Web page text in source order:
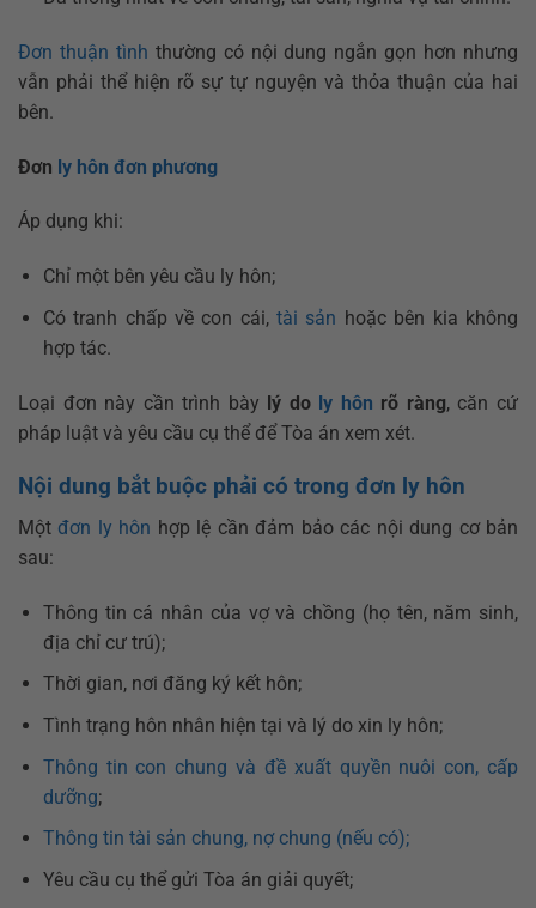
Đơn thuận tình thường có nội dung ngắn gọn hơn nhưng
vẫn phải thể hiện rõ sự tự nguyện và thỏa thuận của hai
bên.
Đơn ly hôn đơn phương
Áp dụng khi:
Chỉ một bên yêu cầu ly hôn;
Có tranh chấp về con cái,tài sản hoặc bên kia không
hợp tác.
Loại đơn này cần trình bày lý do ly hôn rõ ràng, căn cứ
pháp luật và yêu cầu cụ thể để Tòa án xem xét.
Nội dung bắt buộc phải có trong đơn ly hôn
Một đơn ly hôn hợp lệ cần đảm bảo các nội dung cơ bản
sau:
Thông tin cá nhân của vợ và chồng (họ tên, năm sinh,
địa chỉ cư trú);
Thời gian, nơi đăng ký kết hôn;
Tình trạng hôn nhân hiện tại và lý do xin ly hôn;
Thông tin con chung và đề xuất quyền nuôi con, cấp
dưỡng;
Thông tin tài sản chung, nợ chung (nếu có);
Yêu cầu cụ thể gửi Tòa án giải quyết;